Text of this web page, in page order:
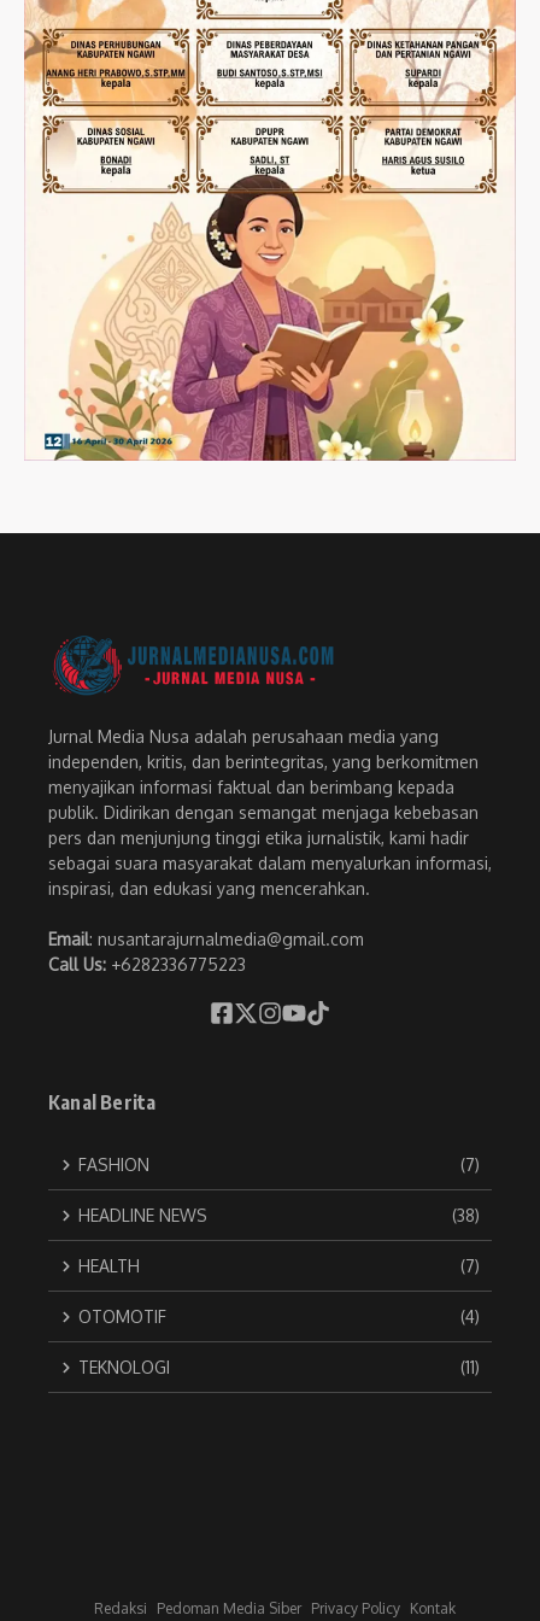
Jurnal Media Nusa adalah perusahaan media yang
independen, kritis, dan berintegritas, yang berkomitmen
menyajikan informasi faktual dan berimbang kepada
publik. Didirikan dengan semangat menjaga kebebasan
pers dan menjunjung tinggi etika jurnalistik, kami hadir
sebagai suara masyarakat dalam menyalurkan informasi,
inspirasi, dan edukasi yang mencerahkan.
Email: nusantarajurnalmedia@gmail.com
Call Us: +6282336775223
Kanal Berita
FASHION (7)
HEADLINE NEWS (38)
HEALTH (7)
OTOMOTIF (4)
TEKNOLOGI (11)
Redaksi Pedoman Media Siber Privacy Policy Kontak